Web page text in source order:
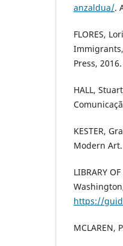
anzaldua/.
FLORES,
Press, 2016.
HALL,
KESTER,
Modern
LIBRARY
https://
MCLAREN,